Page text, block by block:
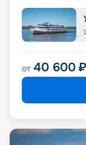
от 40 600 ₽